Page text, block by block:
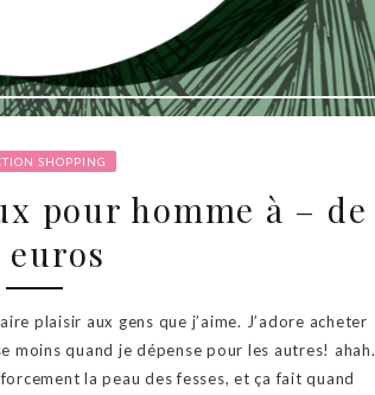
SHOPPING
pour homme à – de
euros
plaisir aux gens que j’aime. J’adore acheter
moins quand je dépense pour les autres! ahah.
la peau des fesses, et ça fait quand